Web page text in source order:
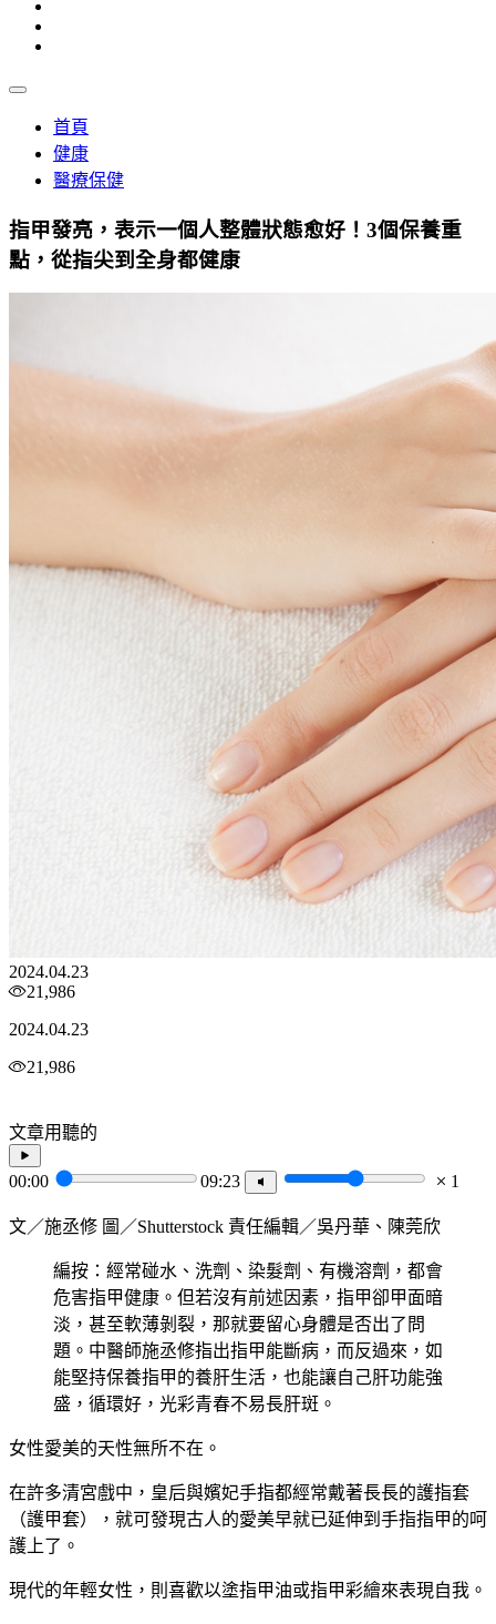
首頁
健康
醫療保健
指甲發亮，表示一個人整體狀態愈好！3個保養重
點，從指尖到全身都健康
2024.04.23
21,986
2024.04.23
21,986
文章用聽的
00:00 09:23 1
文／施丞修 圖／Shutterstock 責任編輯／吳丹華、陳莞欣
編按：經常碰水、洗劑、染髮劑、有機溶劑，都會
危害指甲健康。但若沒有前述因素，指甲卻甲面暗
淡，甚至軟薄剝裂，那就要留心身體是否出了問
題。中醫師施丞修指出指甲能斷病，而反過來，如
能堅持保養指甲的養肝生活，也能讓自己肝功能強
盛，循環好，光彩青春不易長肝斑。
女性愛美的天性無所不在。
在許多清宮戲中，皇后與嬪妃手指都經常戴著長長的護指套
（護甲套），就可發現古人的愛美早就已延伸到手指指甲的呵
護上了。
現代的年輕女性，則喜歡以塗指甲油或指甲彩繪來表現自我。